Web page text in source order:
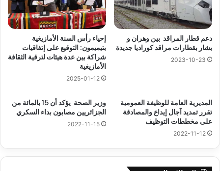
دعم قطار المراقد بين وهران و
بشار بقطارات مراقد كوراديا جديدة
2023-10-23
إحياء رأس السنة الأمازيغية
بتيميمون: التوقيع على إتفاقيات
شراكة بين عدة هيئات لترقية الثقافة
الأمازيغية
2025-01-12
المديرية العامة للوظيفة العمومية
تقرر تمديد آجال إيداع والمصادقة
على مخططات التوظيف
2022-11-12
وزير الصحة يؤكد أن 15 بالمائة من
الجزائريين مصابون بداء السكري
2022-11-15